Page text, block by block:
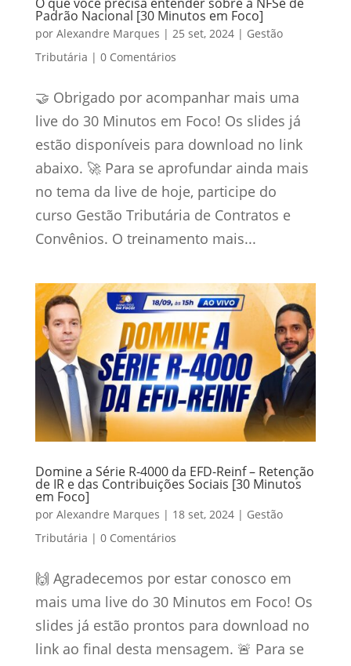
Padrão Nacional [30 Minutos em Foco]
por Alexandre Marques | 25 set, 2024| Gestão
Tributária | 0 Comentários
🤝 Obrigado por acompanhar mais uma
live do 30 Minutos em Foco! Os slides já
estão disponíveis para download no link
abaixo. 🚀 Para se aprofundar ainda mais
no tema da live de hoje, participe do
curso Gestão Tributária de Contratos e
Convênios. O treinamento mais...
Domine a Série R-4000 da EFD-Reinf – Retenção
de IR e das Contribuições Sociais [30 Minutos
em Foco]
por Alexandre Marques | 18 set, 2024| Gestão
Tributária | 0 Comentários
🙌 Agradecemos por estar conosco em
mais uma live do 30 Minutos em Foco! Os
slides já estão prontos para download no
link ao final desta mensagem. 🚨 Para se